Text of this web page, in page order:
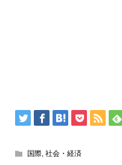
国際, 社会・経済